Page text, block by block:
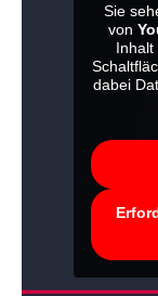
Sie
von
Inhalt
dabei